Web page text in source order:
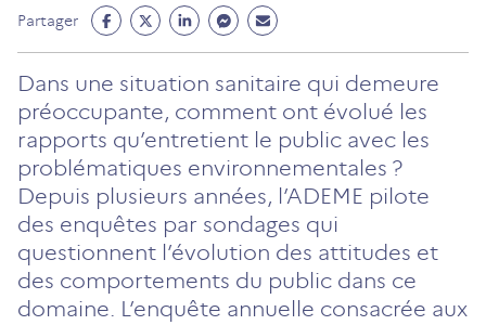
Partager
Partage
Facebook
(ouvre
un
nouvel
onglet)
Partage
Twitter
(ouvre
un
nouvel
onglet)
Partage
Linkedin
(ouvre
un
nouvel
onglet)
Partage
Messenger
(ouvre
un
nouvel
onglet)
Partage
Mail
(ouvre
un
nouvel
onglet)
Dans une situation sanitaire qui demeure
préoccupante, comment ont évolué les
rapports qu’entretient le public avec les
problématiques environnementales ?
Depuis plusieurs années, l’ADEME pilote
des enquêtes par sondages qui
questionnent l’évolution des attitudes et
des comportements du public dans ce
domaine. L’enquête annuelle consacrée aux